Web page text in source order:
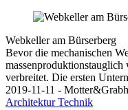
Webkeller am Bürserberg
Bevor die mechanischen
verbreitet. Die ersten
2019-11-11 -
ArchitekturTechnik